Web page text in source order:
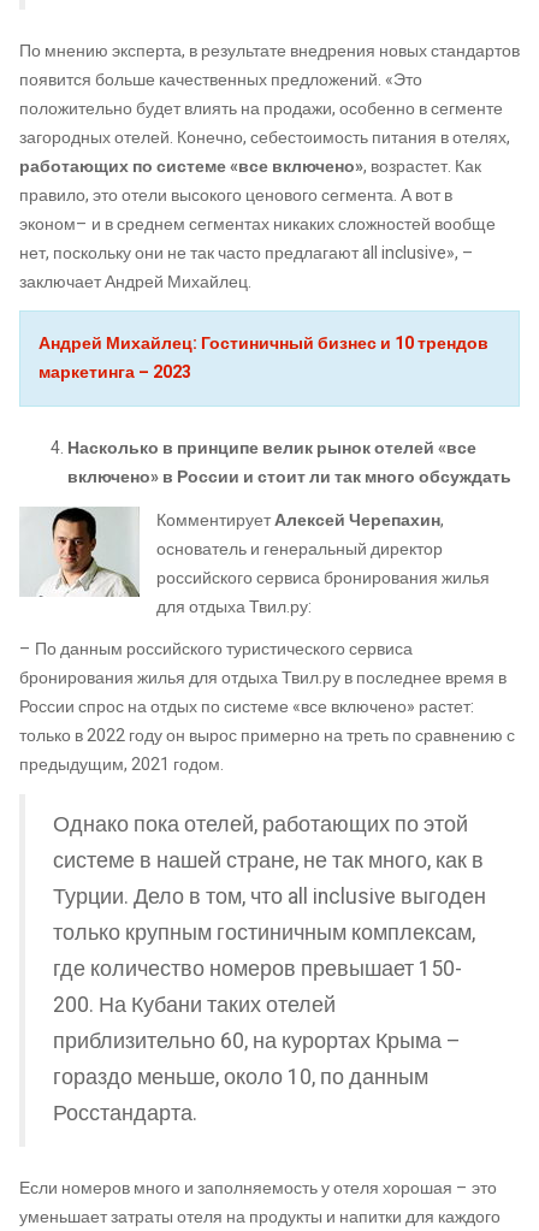
По мнению эксперта, в результате внедрения новых стандартов
появится больше качественных предложений. «Это
положительно будет влиять на продажи, особенно в сегменте
загородных отелей. Конечно, себестоимость питания в отелях,
работающих по системе «все включено», возрастет. Как
правило, это отели высокого ценового сегмента. А вот в
эконом– и в среднем сегментах никаких сложностей вообще
нет, поскольку они не так часто предлагают all inclusive», –
заключает Андрей Михайлец.
Андрей Михайлец: Гостиничный бизнес и 10 трендов
маркетинга – 2023
Насколько в принципе велик рынок отелей «все
включено» в России и стоит ли так много обсуждать
КомментируетАлексей Черепахин,
основатель и генеральный директор
российского сервиса бронирования жилья
для отдыха Твил.ру:
– По данным российского туристического сервиса
бронирования жилья для отдыха Твил.ру в последнее время в
России спрос на отдых по системе «все включено» растет:
только в 2022 году он вырос примерно на треть по сравнению с
предыдущим, 2021 годом.
Однако пока отелей, работающих по этой
системе в нашей стране, не так много, как в
Турции. Дело в том, что all inclusive выгоден
только крупным гостиничным комплексам,
где количество номеров превышает 150-
200. На Кубани таких отелей
приблизительно 60, на курортах Крыма –
гораздо меньше, около 10, по данным
Росстандарта.
Если номеров много и заполняемость у отеля хорошая – это
уменьшает затраты отеля на продукты и напитки для каждого